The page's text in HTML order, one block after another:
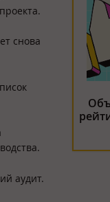
снова
аудит.